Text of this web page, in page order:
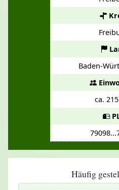
Baden-
ca.
Häufig